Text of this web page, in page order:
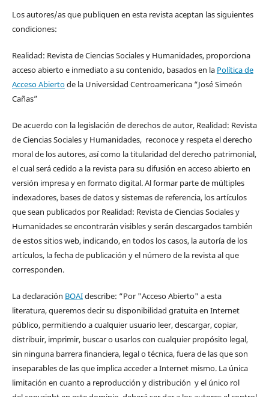
Los autores/as que publiquen en esta revista aceptan las siguientes
condiciones:
Realidad: Revista de Ciencias Sociales y Humanidades, proporciona
acceso abierto e inmediato a su contenido, basados en la Política de
Acceso Abiertode la Universidad Centroamericana “José Simeón
Cañas”
De acuerdo con la legislación de derechos de autor, Realidad: Revista
de Ciencias Sociales y Humanidades, reconoce y respeta el derecho
moral de los autores, así como la titularidad del derecho patrimonial,
el cual será cedido a la revista para su difusión en acceso abierto en
versión impresa y en formato digital. Al formar parte de múltiples
indexadores, bases de datos y sistemas de referencia, los artículos
que sean publicados por Realidad: Revista de Ciencias Sociales y
Humanidades se encontrarán visibles y serán descargados también
de estos sitios web, indicando, en todos los casos, la autoría de los
artículos, la fecha de publicación y el número de la revista al que
corresponden.
La declaración BOAIdescribe: “Por "Acceso Abierto" a esta
literatura, queremos decir su disponibilidad gratuita en Internet
público, permitiendo a cualquier usuario leer, descargar, copiar,
distribuir, imprimir, buscar o usarlos con cualquier propósito legal,
sin ninguna barrera financiera, legal o técnica, fuera de las que son
inseparables de las que implica acceder a Internet mismo. La única
limitación en cuanto a reproducción y distribución y el único rol